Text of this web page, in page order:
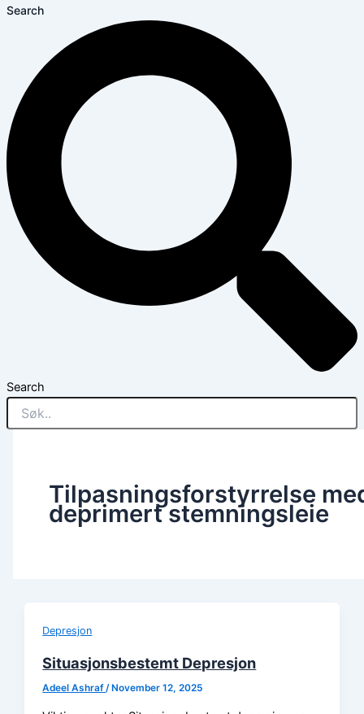
Search
Search
Tilpasningsforstyrrelse
deprimert stemningsleie
Depresjon
Situasjonsbestemt Depresjon
Adeel Ashraf /November 12, 2025